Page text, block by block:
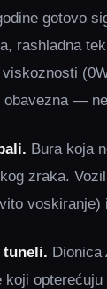
gotovo
rashladna
—
Bura koja
zraka.
Dionica
koji